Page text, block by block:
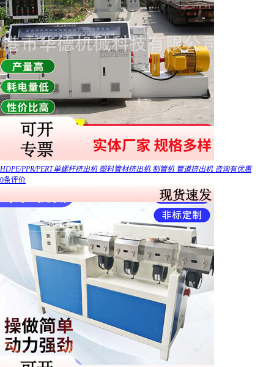
HDPE/PPR/PERT单螺杆挤出机 塑料管材挤出机 制管机 管道挤出机 咨询有优惠
0条评价